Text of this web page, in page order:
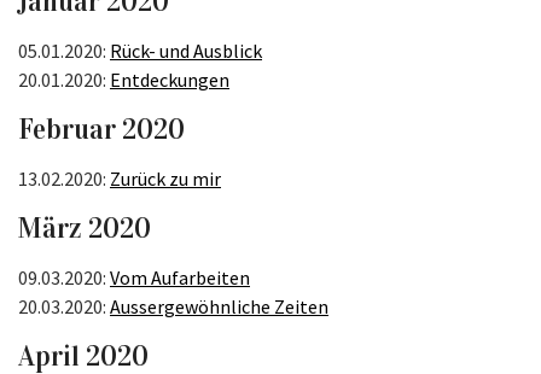
05.01.2020: Rück- und Ausblick
20.01.2020: Entdeckungen
Februar 2020
13.02.2020: Zurück zu mir
März 2020
09.03.2020: Vom Aufarbeiten
20.03.2020: Aussergewöhnliche Zeiten
April 2020